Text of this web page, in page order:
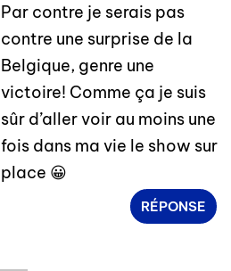
Par contre je serais pas
contre une surprise de la
Belgique, genre une
victoire! Comme ça je suis
sûr d’aller voir au moins une
fois dans ma vie le show sur
place 😀
RÉPONSE